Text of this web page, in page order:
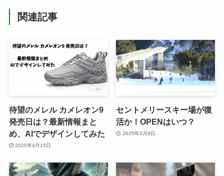
関連記事
待望のメレル カメレオン9
発売日は？最新情報まと
め、AIでデザインしてみた
2025年4月15日
セントメリースキー場が復
活か！OPENはいつ？
2025年3月8日